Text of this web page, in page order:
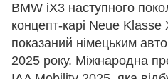
BMW iX3 наступного
концепт-карі Neue
показаний німецьким
2025 року. Міжнародна